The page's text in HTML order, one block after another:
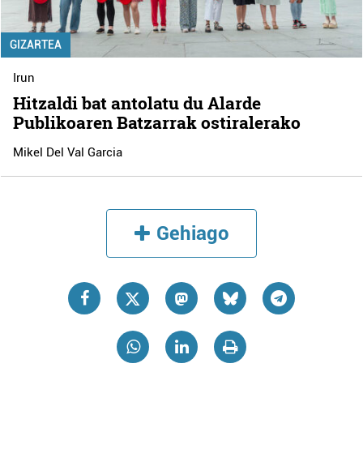
GIZARTEA
Irun
Hitzaldi bat antolatu du Alarde
Publikoaren Batzarrak ostiralerako
Mikel Del Val Garcia
Gehiago